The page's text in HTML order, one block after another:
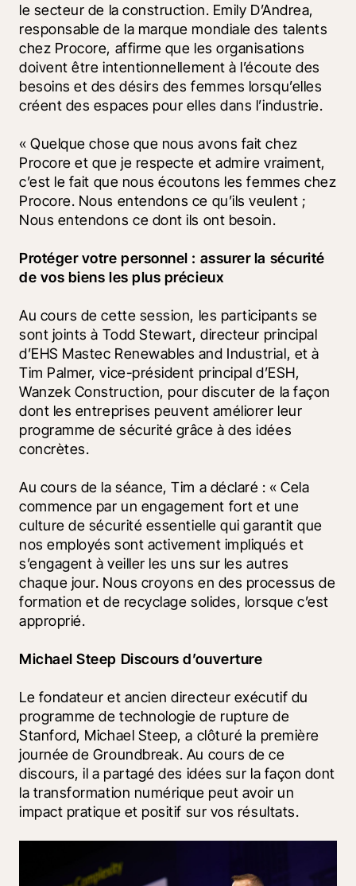
le secteur de la construction. Emily D’Andrea,
responsable de la marque mondiale des talents
chez Procore, affirme que les organisations
doivent être intentionnellement à l’écoute des
besoins et des désirs des femmes lorsqu’elles
créent des espaces pour elles dans l’industrie.
« Quelque chose que nous avons fait chez
Procore et que je respecte et admire vraiment,
c’est le fait que nous écoutons les femmes chez
Procore. Nous entendons ce qu’ils veulent ;
Nous entendons ce dont ils ont besoin.
Protéger votre personnel : assurer la sécurité
de vos biens les plus précieux
Au cours de cette session, les participants se
sont joints à Todd Stewart, directeur principal
d’EHS Mastec Renewables and Industrial, et à
Tim Palmer, vice-président principal d’ESH,
Wanzek Construction, pour discuter de la façon
dont les entreprises peuvent améliorer leur
programme de sécurité grâce à des idées
concrètes.
Au cours de la séance, Tim a déclaré : « Cela
commence par un engagement fort et une
culture de sécurité essentielle qui garantit que
nos employés sont activement impliqués et
s’engagent à veiller les uns sur les autres
chaque jour. Nous croyons en des processus de
formation et de recyclage solides, lorsque c’est
approprié.
Michael Steep Discours d’ouverture
Le fondateur et ancien directeur exécutif du
programme de technologie de rupture de
Stanford, Michael Steep, a clôturé la première
journée de Groundbreak. Au cours de ce
discours, il a partagé des idées sur la façon dont
la transformation numérique peut avoir un
impact pratique et positif sur vos résultats.